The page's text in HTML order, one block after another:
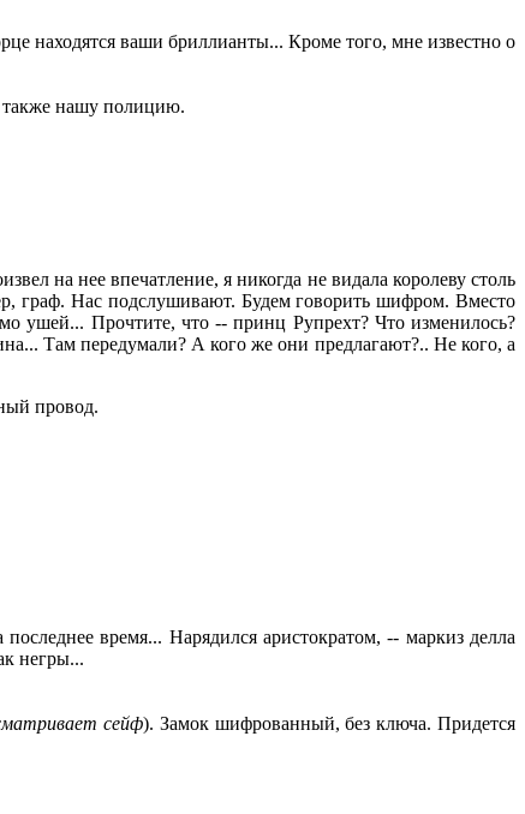
находятся ваши бриллианты... Кроме того, мне известно о
также нашу полицию.
на нее впечатление, я никогда не видала королеву столь
граф. Нас подслушивают. Будем говорить шифром. Вместо
ушей... Прочтите, что -- принц Рупрехт? Что изменилось?
Там передумали? А кого же они предлагают?.. Не кого, а
провод.
время... Нарядился аристократом, -- маркиз делла
негры...
сейф). Замок шифрованный, без ключа. Придется